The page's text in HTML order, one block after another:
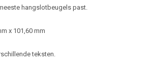
hangslotbeugels past.
x 101,60 mm
teksten.